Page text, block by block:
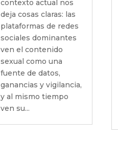
contexto actual nos
deja cosas claras: las
plataformas de redes
sociales dominantes
ven el contenido
sexual como una
fuente de datos,
ganancias y vigilancia,
y al mismo tiempo
ven su...